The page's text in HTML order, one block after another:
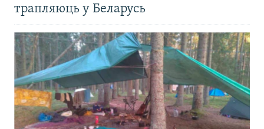
трапляюць у Беларусь